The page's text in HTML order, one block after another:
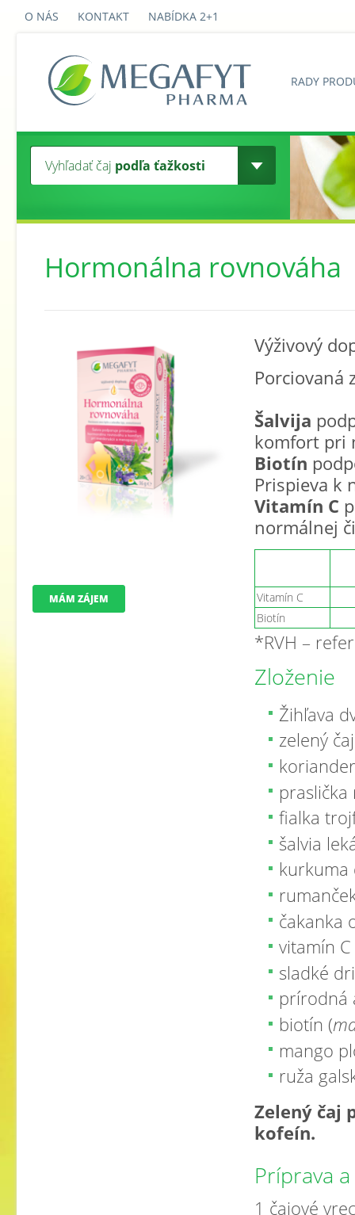
O NÁS KONTAKT NABÍDKA 2+1
RADY
Vyhľadať čaj podľa ťažkosti
Hormonálna rovnováha
Výživový
Porciovaná
Šalvija
komfort pri
Biotín
Prispieva k
Vitamín C
normálnej
Vitamín C
Biotín
*RVH –
Zloženie
Žihľava
zelený
praslička
fialka
šalvia
kurkuma
čakanka
vitamín C
sladké
prírodná
biotín (
mango
ruža
Zelený čaj
kofeín.
Príprava
1 čajové
MÁM ZÁJEM